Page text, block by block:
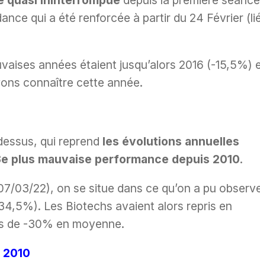
qui a été renforcée à partir du 24 Février
années étaient jusqu’alors 2016 (-15,5%)
connaître cette année.
qui reprend les évolutions annuelles
plus mauvaise performance depuis 2010.
03/22), on se situe dans ce qu’on a pu
Les Biotechs avaient alors repris en
de -30% en moyenne.